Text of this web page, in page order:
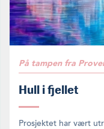
På tampen fra
Hull i fjellet
Prosjektet har vært